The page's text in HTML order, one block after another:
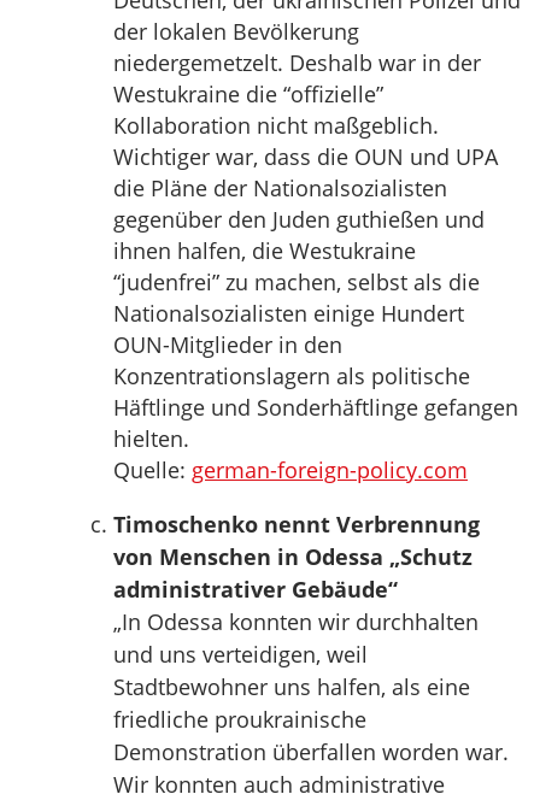
der lokalen Bevölkerung
niedergemetzelt. Deshalb war in der
Westukraine die “offizielle”
Kollaboration nicht maßgeblich.
Wichtiger war, dass die OUN und UPA
die Pläne der Nationalsozialisten
gegenüber den Juden guthießen und
ihnen halfen, die Westukraine
“judenfrei” zu machen, selbst als die
Nationalsozialisten einige Hundert
OUN-Mitglieder in den
Konzentrationslagern als politische
Häftlinge und Sonderhäftlinge gefangen
hielten.
Quelle: german-foreign-policy.com
Timoschenko nennt Verbrennung
von Menschen in Odessa „Schutz
administrativer Gebäude“
„In Odessa konnten wir durchhalten
und uns verteidigen, weil
Stadtbewohner uns halfen, als eine
friedliche proukrainische
Demonstration überfallen worden war.
Wir konnten auch administrative